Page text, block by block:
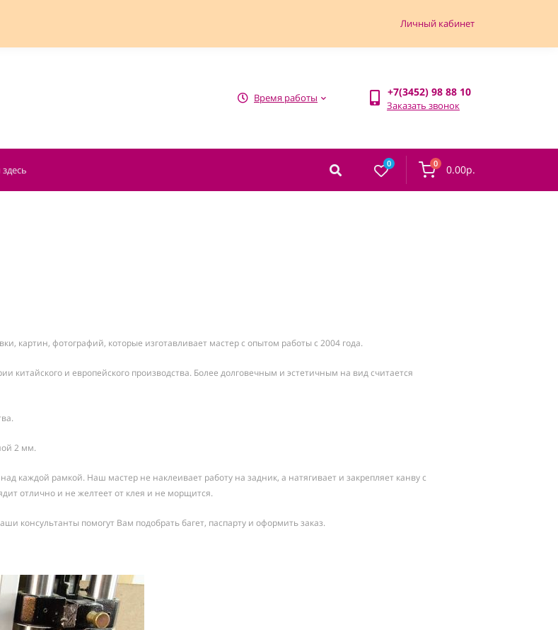
Личный кабинет
Время работы +7(3452) 98 88 10
Заказать звонок
0 0 0.00р.
картин, фотографий, которые изготавливает мастер с опытом работы с 2004 года.
китайского и европейского производства. Более долговечным и эстетичным на вид считается
2 мм.
каждой рамкой. Наш мастер не наклеивает работу на задник, а натягивает и закрепляет канву с
отлично и не желтеет от клея и не морщится.
консультанты помогут Вам подобрать багет, паспарту и оформить заказ.